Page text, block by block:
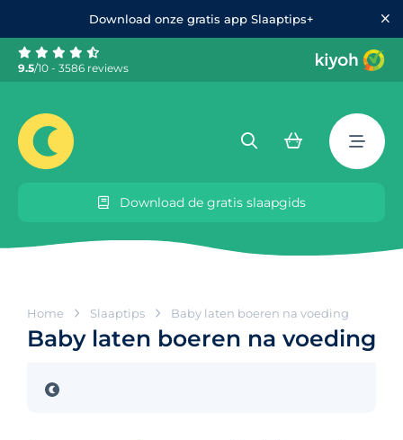
Download onze gratis app Slaaptips+
9.5/10 - 3586 reviews
Download de gratis slaapgids
Home Slaaptips Baby laten boeren na voeding
Baby laten boeren na voeding